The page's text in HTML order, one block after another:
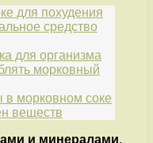
для похудения
средство
для организма
морковный
морковном соке
веществ
и минералами,